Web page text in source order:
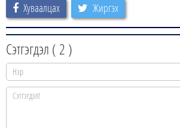
Хуваалцах Жиргэх
Сэтгэгдэл (2 )